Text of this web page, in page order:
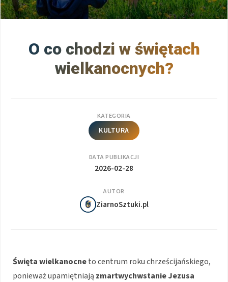
O co chodzi w świętach
wielkanocnych?
KATEGORIA
KULTURA
DATA PUBLIKACJI
2026-02-28
AUTOR
ZiarnoSztuki.pl
Święta wielkanocneto centrum roku chrześcijańskiego,
ponieważ upamiętniają zmartwychwstanie Jezusa